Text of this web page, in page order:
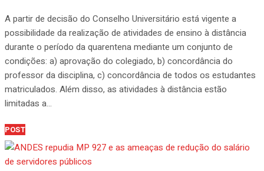
A partir de decisão do Conselho Universitário está vigente a
possibilidade da realização de atividades de ensino à distância
durante o período da quarentena mediante um conjunto de
condições: a) aprovação do colegiado, b) concordância do
professor da disciplina, c) concordância de todos os estudantes
matriculados. Além disso, as atividades à distância estão
limitadas a...
POST